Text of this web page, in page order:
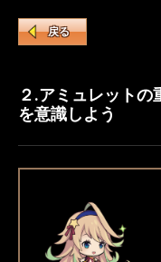
戻る
２.アミュレット
を意識しよう